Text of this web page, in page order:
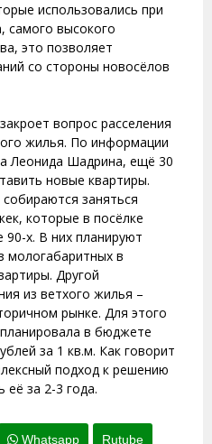
использовались при
самого высокого
это позволяет
со стороны новосёлов
вопрос расселения
жилья. По информации
Леонида Шадрина, ещё 30
новые квартиры.
заняться
которые в посёлке
90-х. В них планируют
мологабаритных в
Другой
из ветхого жилья –
рынке. Для этого
в бюджете
за 1 кв.м. Как говорит
подход к решению
за 2-3 года.
Whatsapp Rutube